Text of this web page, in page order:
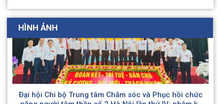
HÌNH ẢNH
Đại hội Chi bộ Trung tâm Chăm sóc và Phục hồi chức
năng người tâm thần số 2 Hà Nội lần thứ IV; nhệm kỳ
(2025 – 2030)